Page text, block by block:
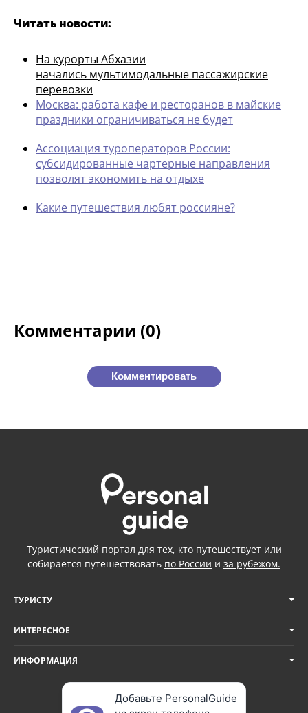
Читать новости:
На курорты Абхазии
начались мультимодальные пассажирские
перевозки
Москва: работа кафе и ресторанов в майские
праздники ограничиваться не будет
Ассоциация туроператоров России:
субсидированные чартерные направления
позволят экономить на отдыхе
Какие путешествия любят россияне?
Комментарии (0)
Комментировать
Туристический портал для тех, кто путешествует или
собирается путешествовать по России и за рубежом.
ТУРИСТУ
ИНТЕРЕСНОЕ
ИНФОРМАЦИЯ
Добавьте PersonalGuide